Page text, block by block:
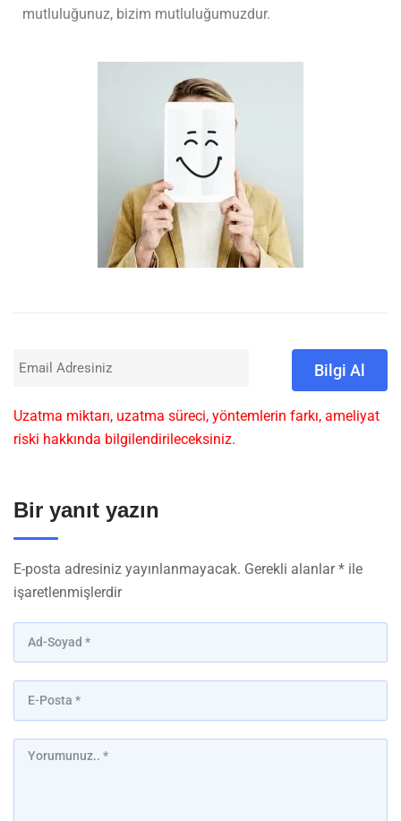
mutluluğunuz, bizim mutluluğumuzdur.
Uzatma miktarı, uzatma süreci, yöntemlerin farkı, ameliyat
riski hakkında bilgilendirileceksiniz.
Bir yanıt yazın
E-posta adresiniz yayınlanmayacak. Gerekli alanlar* ile
işaretlenmişlerdir